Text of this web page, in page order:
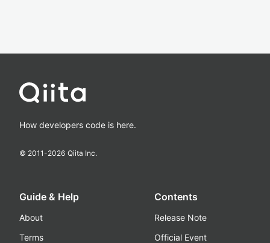
How developers code is here.
© 2011-2026 Qiita Inc.
Guide & Help
About
Terms
Contents
Release Note
Official Event